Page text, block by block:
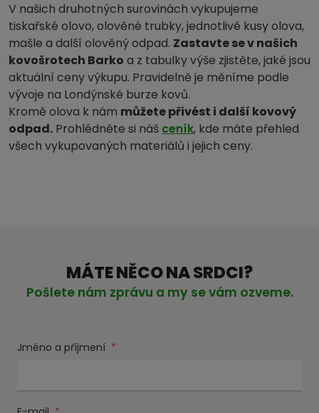
V našich druhotných surovinách vykupujeme
tiskařské olovo, olověné trubky, jednotlivé kusy olova,
mašle a další olověný odpad. Zastavte se v našich
kovošrotech Barko a z tabulky výše zjistěte, jaké jsou
aktuální ceny výkupu. Pravidelně je měníme podle
vývoje na Londýnské burze kovů.
Kromě olova k nám můžete přivést i další kovový
odpad. Prohlédněte si náš ceník, kde máte přehled
všech vykupovaných materiálů i jejich ceny.
MÁTE NĚCO NA SRDCI?
Pošlete nám zprávu a my se vám ozveme.
Jméno a příjmení *